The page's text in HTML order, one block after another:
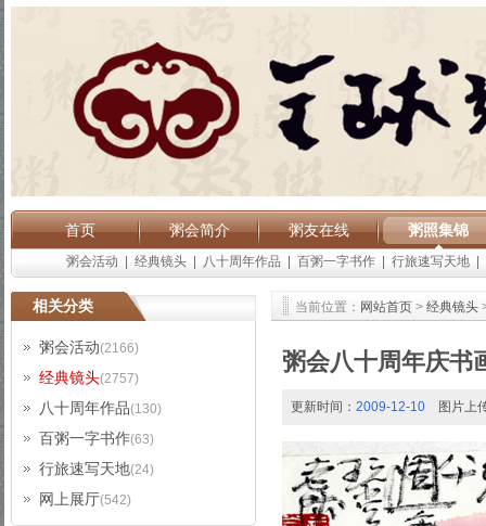
首页 粥会简介 粥友在线 粥照集锦
粥会活动 经典镜头 八十周年作品 百粥一字书作 行旅速写天地
相关分类
粥会活动(2166)
经典镜头(2757)
八十周年作品(130)
百粥一字书作(63)
行旅速写天地(24)
网上展厅(542)
当前位置： 网站首页 > 经典镜头
粥会八十周年庆书
更新时间： 2009-12-10 图片上